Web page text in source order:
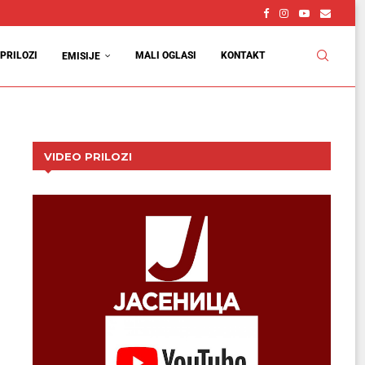
PRILOZI EMISIJE MALI OGLASI KONTAKT
VIDEO PRILOZI